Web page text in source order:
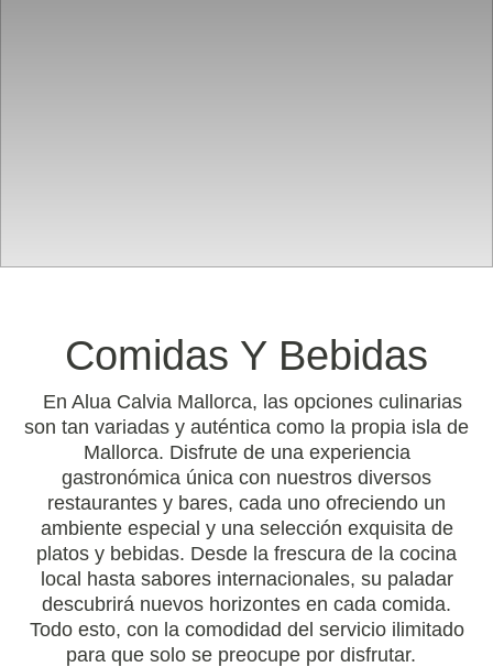
Comidas Y Bebidas
En Alua Calvia Mallorca, las opciones culinarias
son tan variadas y auténtica como la propia isla de
Mallorca. Disfrute de una experiencia
gastronómica única con nuestros diversos
restaurantes y bares, cada uno ofreciendo un
ambiente especial y una selección exquisita de
platos y bebidas. Desde la frescura de la cocina
local hasta sabores internacionales, su paladar
descubrirá nuevos horizontes en cada comida.
Todo esto, con la comodidad del servicio ilimitado
para que solo se preocupe por disfrutar.